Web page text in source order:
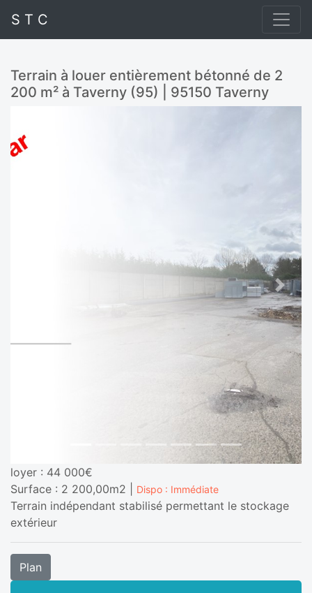
S T C
Terrain à louer entièrement bétonné de 2
200 m² à Taverny (95) | 95150 Taverny
Next
loyer : 44 000€
Surface : 2 200,00m2 |
Dispo : Immédiate
Terrain indépendant stabilisé permettant le stockage
extérieur
Plan